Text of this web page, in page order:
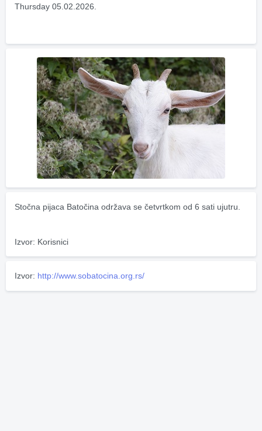
Thursday 05.02.2026.
Stočna pijaca Batočina održava se četvrtkom od 6 sati ujutru.
Izvor: Korisnici
Izvor: http://www.sobatocina.org.rs/